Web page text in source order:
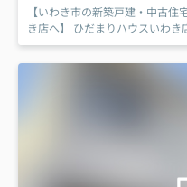
【いわき市の新築戸建・中古
き店へ】 ひだまりハウス